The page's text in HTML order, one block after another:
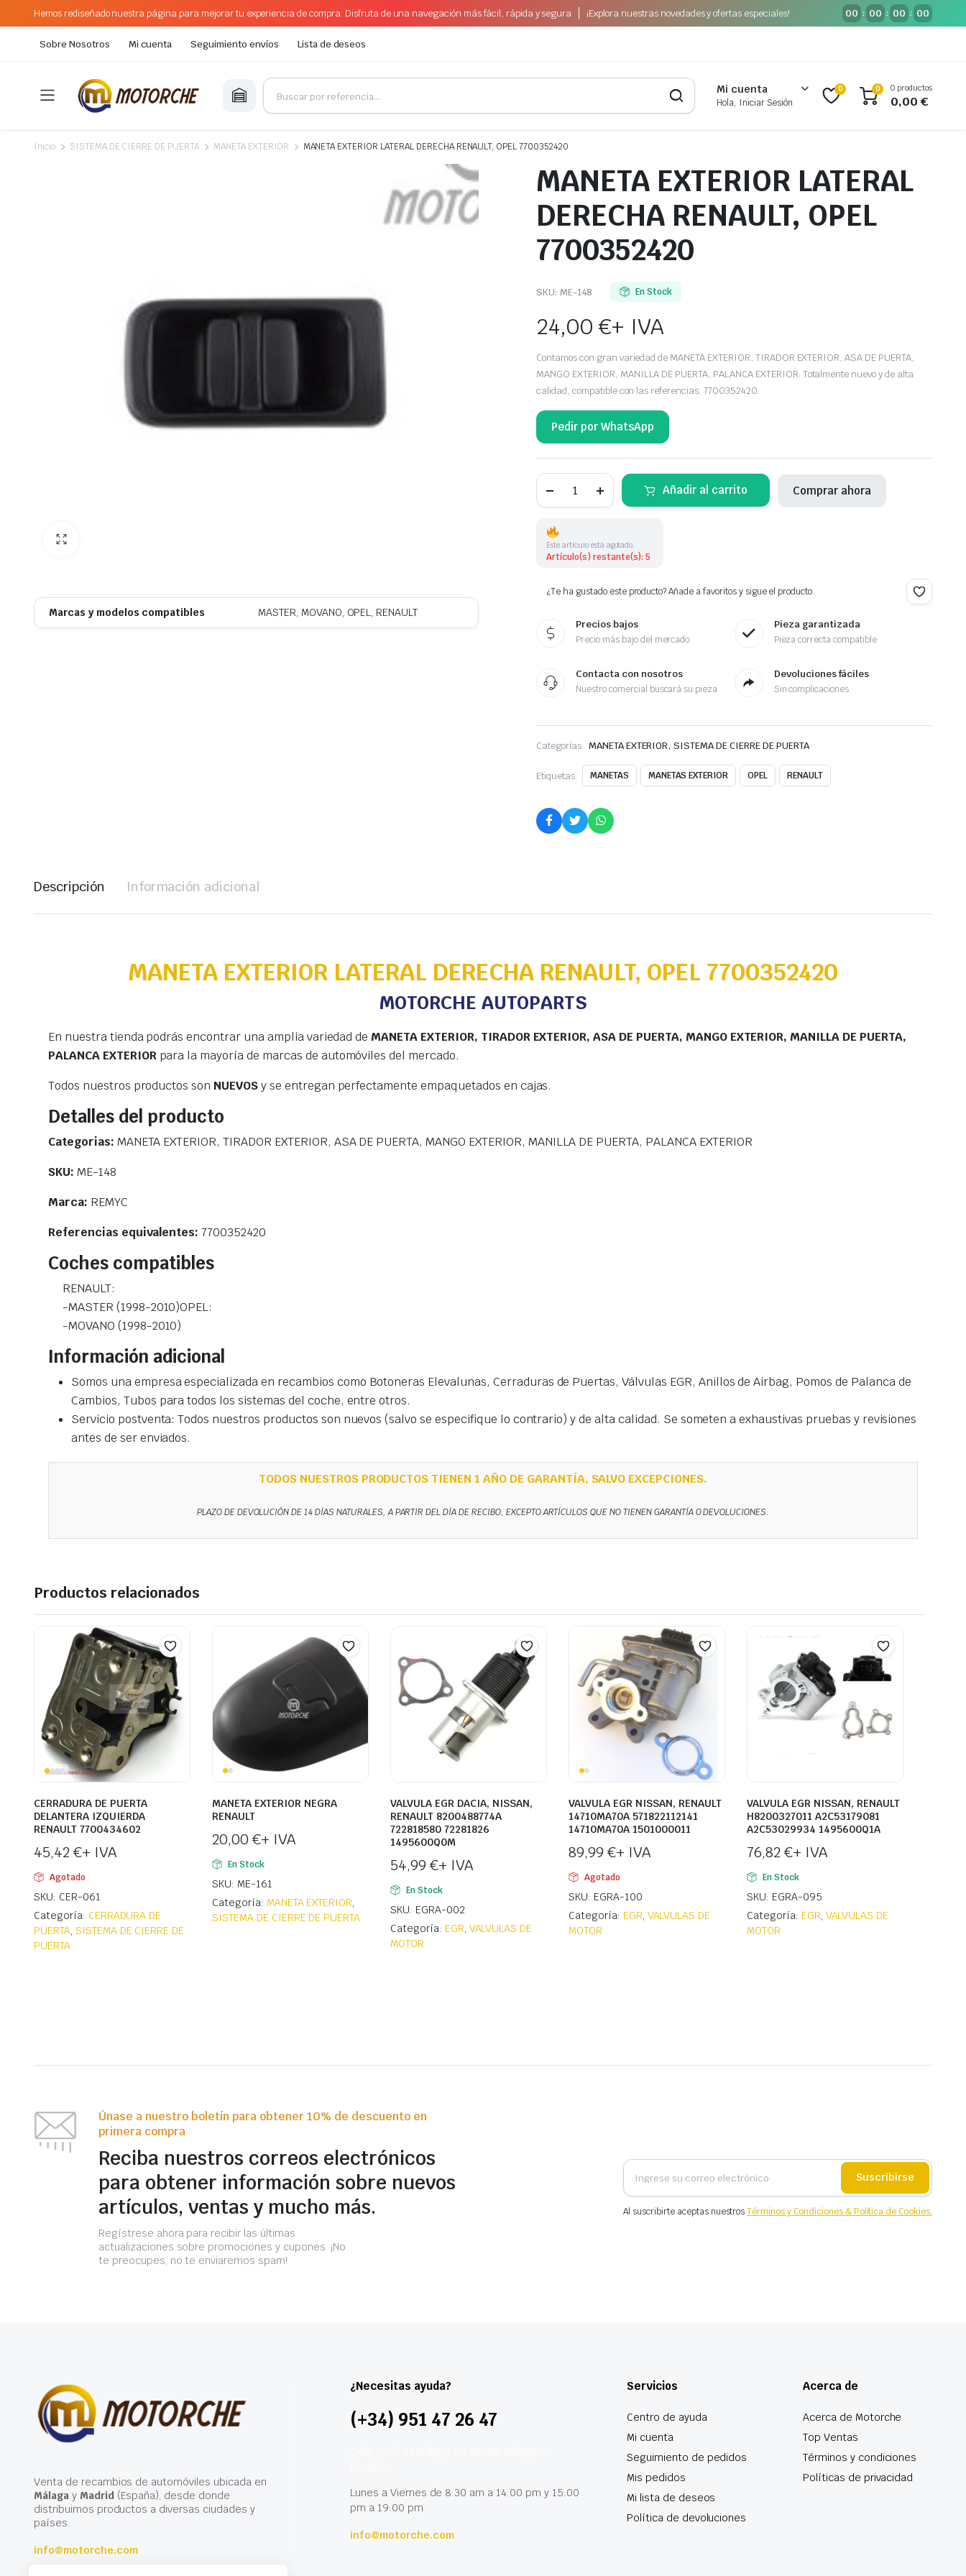
Hemos rediseñado nuestra página para mejorar tu experiencia de compra. Disfruta de una navegación más fácil, rápida y segura ¡Explora nuestras novedades y ofertas especiales! 00 : 00 : 00 : 00
Sobre Nosotros Mi cuenta Seguimiento envíos Lista de deseos
Mi cuenta
Hola, Iniciar Sesión
0 0 0 productos
0,00€
Inicio SISTEMA DE CIERRE DE PUERTA MANETA EXTERIOR MANETA EXTERIOR LATERAL DERECHA RENAULT, OPEL 7700352420
Marcas y modelos compatibles MASTER, MOVANO, OPEL, RENAULT
MANETA EXTERIOR LATERAL
DERECHA RENAULT, OPEL
7700352420
SKU: ME-148 En Stock
24,00€+ IVA
Contamos con gran variedad de MANETA EXTERIOR, TIRADOR EXTERIOR, ASA DE PUERTA,
MANGO EXTERIOR, MANILLA DE PUERTA, PALANCA EXTERIOR. Totalmente nuevo y de alta
calidad, compatible con las referencias: 7700352420.
Pedir por WhatsApp
EXTERIOR LATERAL
7700352420
cantidad
Añadir al carrito Comprar ahora
Este artículo está agotado.
Artículo(s) restante(s): 5
¿Te ha gustado este producto? Añade a favoritos y sigue el producto.
Precios bajos
Precio más bajo del mercado
Pieza garantizada
Pieza correcta compatible
Contacta con nosotros
Nuestro comercial buscará su pieza
Devoluciones fáciles
Sin complicaciones
Categorías: MANETA EXTERIOR, SISTEMA DE CIERRE DE PUERTA
Etiquetas: MANETAS MANETAS EXTERIOR OPEL RENAULT
Descripción Información adicional
MANETA EXTERIOR LATERAL DERECHA RENAULT, OPEL 7700352420
MOTORCHE AUTOPARTS
En nuestra tienda podrás encontrar una amplia variedad de MANETA EXTERIOR, TIRADOR EXTERIOR, ASA DE PUERTA, MANGO EXTERIOR, MANILLA DE PUERTA,
PALANCA EXTERIORpara la mayoría de marcas de automóviles del mercado.
Todos nuestros productos son NUEVOSy se entregan perfectamente empaquetados en cajas.
Detalles del producto
Categorias: MANETA EXTERIOR, TIRADOR EXTERIOR, ASA DE PUERTA, MANGO EXTERIOR, MANILLA DE PUERTA, PALANCA EXTERIOR
SKU: ME-148
Marca: REMYC
Referencias equivalentes: 7700352420
Coches compatibles
RENAULT:
-MASTER (1998-2010)OPEL:
-MOVANO (1998-2010)
Información adicional
Somos una empresa especializada en recambios como Botoneras Elevalunas, Cerraduras de Puertas, Válvulas EGR, Anillos de Airbag, Pomos de Palanca de
Cambios, Tubos para todos los sistemas del coche, entre otros.
Servicio postventa: Todos nuestros productos son nuevos (salvo se especifique lo contrario) y de alta calidad. Se someten a exhaustivas pruebas y revisiones
antes de ser enviados.
TODOS NUESTROS PRODUCTOS TIENEN 1 AÑO DE GARANTÍA, SALVO EXCEPCIONES.
PLAZO DE DEVOLUCIÓN DE 14 DÍAS NATURALES, A PARTIR DEL DÍA DE RECIBO, EXCEPTO ARTÍCULOS QUE NO TIENEN GARANTÍA O DEVOLUCIONES.
Productos relacionados
CERRADURA DE PUERTA
DELANTERA IZQUIERDA
RENAULT 7700434602
45,42€+ IVA
Agotado
SKU: CER-061
Categoría: CERRADURA DE
PUERTA, SISTEMA DE CIERRE DE
PUERTA
MANETA EXTERIOR NEGRA
RENAULT
20,00 €+ IVA
En Stock
SKU: ME-161
Categoría: MANETA EXTERIOR,
SISTEMA DE CIERRE DE PUERTA
VALVULA EGR DACIA, NISSAN,
RENAULT 8200488774A
722818580 72281826
1495600Q0M
54,99 €+ IVA
En Stock
SKU: EGRA-002
Categoría: EGR, VALVULAS DE
MOTOR
VALVULA EGR NISSAN, RENAULT
14710MA70A 571822112141
14710MA70A 1501000011
89,99 €+ IVA
Agotado
SKU: EGRA-100
Categoría: EGR, VALVULAS DE
MOTOR
VALVULA EGR NISSAN, RENAULT
H8200327011 A2C53179081
A2C53029934 1495600Q1A
76,82€+ IVA
En Stock
SKU: EGRA-095
Categoría: EGR, VALVULAS DE
MOTOR
Únase a nuestro boletín para obtener 10% de descuento en
primera compra
Reciba nuestros correos electrónicos
para obtener información sobre nuevos
artículos, ventas y mucho más.
Regístrese ahora para recibir las últimas
actualizaciones sobre promociones y cupones. ¡No
te preocupes, no te enviaremos spam!
Suscribirse
Al suscribirte aceptas nuestrosTérminos y Condiciones & Política de Cookies.
Venta de recambios de automóviles ubicada en
Málagay Madrid(España), desde donde
distribuimos productos a diversas ciudades y
países.
info@motorche.com
¿Necesitas ayuda?
(+34) 951 47 26 47
Lunes a Viernes de 8:30 am a 14:00 pm y 15:00
pm a 19:00 pm
info@motorche.com
Servicios
Centro de ayuda
Mi cuenta
Seguimiento de pedidos
Mis pedidos
Mi lista de deseos
Política de devoluciones
Acerca de
Acerca de Motorche
Top Ventas
Términos y condiciones
Políticas de privacidad